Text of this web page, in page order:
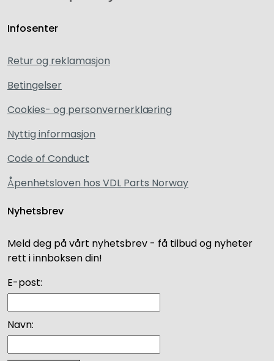
Infosenter
Retur og reklamasjon
Betingelser
Cookies- og personvernerklæring
Nyttig informasjon
Code of Conduct
Åpenhetsloven hos VDL Parts Norway
Nyhetsbrev
Meld deg på vårt nyhetsbrev - få tilbud og nyheter
rett i innboksen din!
E-post:
Navn: